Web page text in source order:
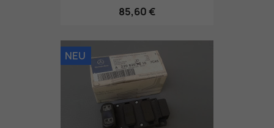
85,60 €
NEU